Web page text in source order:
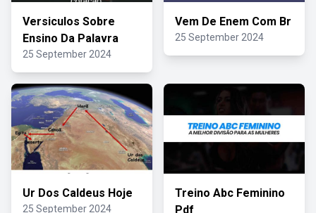
Versiculos Sobre
Ensino Da Palavra
25 September 2024
Vem De Enem Com Br
25 September 2024
Ur Dos Caldeus Hoje
25 September 2024
Treino Abc Feminino
Pdf